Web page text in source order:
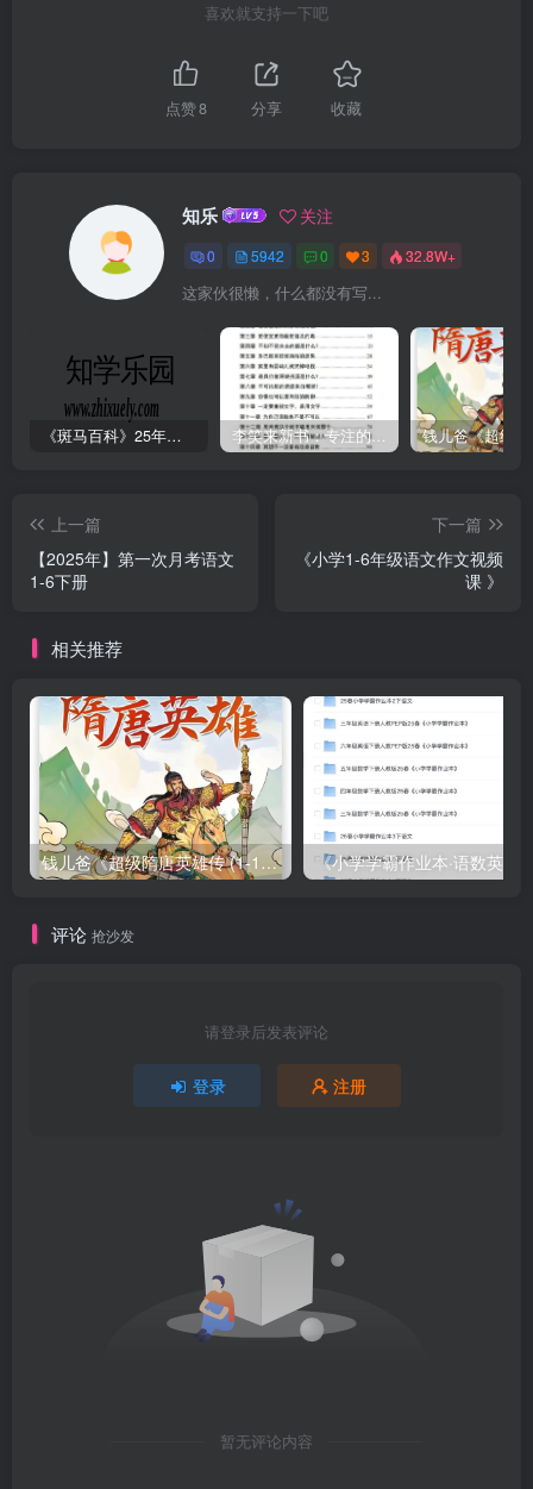
喜欢就支持一下吧
点赞8 分享 收藏
知乐 关注
0 5942 0 3 32.8W+
这家伙很懒，什么都没有写...
《斑马百科》25年最新30科全套高清视频 李笑来新书：专注的真相 [PDF]
上一篇
【2025年】第一次月考语文
1-6下册
下一篇
《小学1-6年级语文作文视频
课 》
相关推荐
钱儿爸《超级隋唐英雄传 (1-10季) +超级隋唐英雄后传 (1-4季）
评论 抢沙发
请登录后发表评论
登录 注册
暂无评论内容